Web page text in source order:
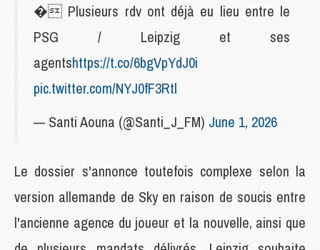
� Plusieurs rdv ont déjà eu lieu entre le
PSG / Leipzig et ses
agentshttps://t.co/6bgVpYdJ0i
pic.twitter.com/NYJ0fF3Rtl
— Santi Aouna (@Santi_J_FM) June 1, 2026
Le dossier s'annonce toutefois complexe selon la
version allemande de Sky en raison de soucis entre
l'ancienne agence du joueur et la nouvelle, ainsi que